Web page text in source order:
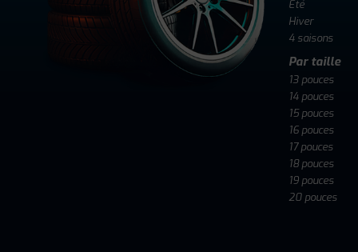
Été
Hiver
4 saisons
Par taille
13 pouces
14 pouces
15 pouces
16 pouces
17 pouces
18 pouces
19 pouces
20 pouces